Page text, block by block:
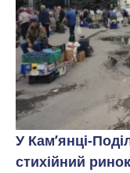
У Кам’янці-
стихійний ринок